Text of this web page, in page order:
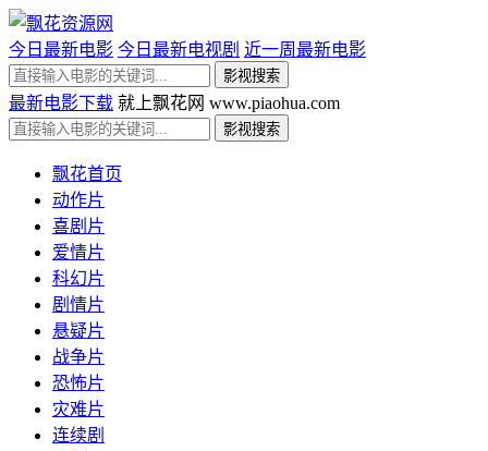
今日最新电影 今日最新电视剧 近一周最新电影
最新电影下载 就上飘花网 www.piaohua.com
飘花首页
动作片
喜剧片
爱情片
科幻片
剧情片
悬疑片
战争片
恐怖片
灾难片
连续剧